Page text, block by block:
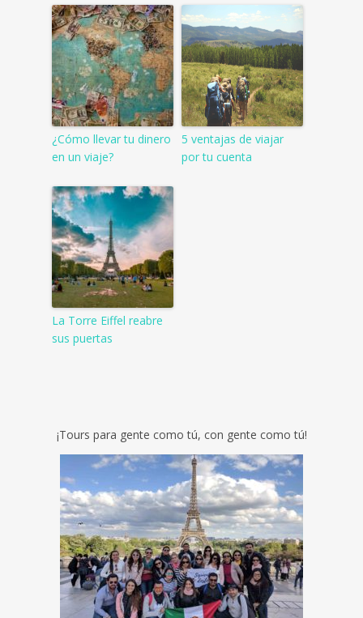
¿Cómo llevar tu dinero
en un viaje?
5 ventajas de viajar
por tu cuenta
La Torre Eiffel reabre
sus puertas
¡Tours para gente como tú, con gente como tú!